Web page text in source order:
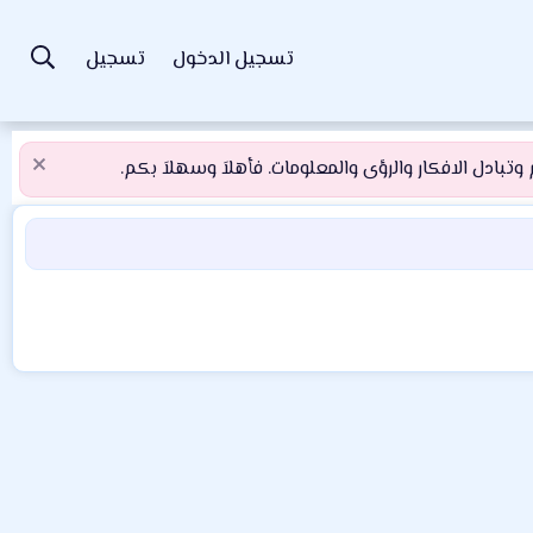
تسجيل الدخول تسجيل
الافكار والرؤى والمعلومات. فأهلاَ وسهلاَ بكم.